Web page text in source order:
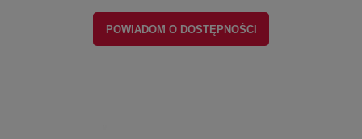
POWIADOM O DOSTĘPNOŚCI